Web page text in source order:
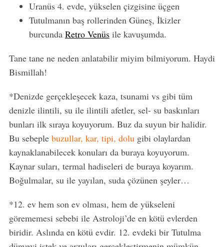
Uranüs 4. evde, yükselen çizgisine üçgen
Tutulmanın baş rollerinden Güneş, İkizler
burcunda Retro Venüsile kavuşumda.
Tane tane ne neden anlatabilir miyim bilmiyorum. Haydi
Bismillah!
*Denizde gerçekleşecek kaza, tsunami vs gibi tüm
denizle ilintili, su ile ilintili afetler, sel- su baskınları
bunları ilk sıraya koyuyorum. Buz da suyun bir halidir.
Bu sebeple buzullar, kar, tipi, dolugibi olaylardan
kaynaklanabilecek konuları da buraya koyuyorum.
Kaynar suları, termal hadiseleri de buraya koyarım.
Boğulmalar, su ile yayılan, suda çözünen şeyler…
*12. ev hem son ev olması, hem de yükseleni
görememesi sebebi ile Astroloji’de en kötü evlerden
biridir. Aslında en kötü evdir. 12. evdeki bir Tutulma